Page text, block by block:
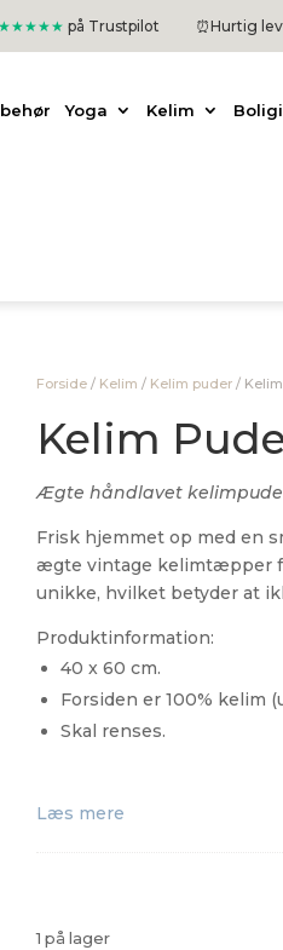
★★★★★ på Trustpilot ⏰Hurtig
Yoga Kelim
Forside / Kelim / Kelim puder /
Kelim
Ægte håndlavet
Frisk hjemmet op med en
ægte vintage kelimtæpper
unikke, hvilket betyder at
Produktinformation:
40 x 60 cm.
Forsiden er 100% kelim
Skal renses.
Læs mere
1 på lager